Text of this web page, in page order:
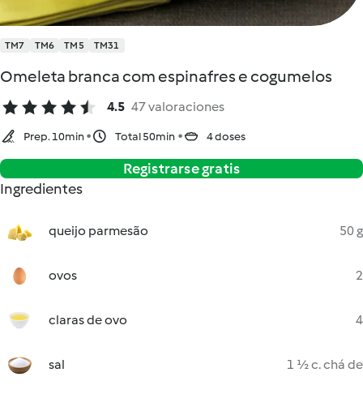
TM7 TM6 TM5 TM31
Omeleta branca com espinafres e cogumelos
4.5 47 valoraciones
Prep. 10min Total 50min 4 doses
Registrarse gratis
Ingredientes
queijo parmesão 50 g
ovos 2
claras de ovo 4
sal 1 ½ c. chá de